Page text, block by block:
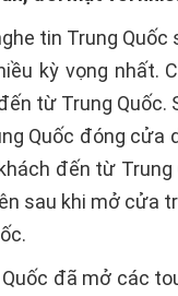
tin Trung
kỳ vọng nhất.
từ Trung Quốc.
Quốc đóng cửa
đến từ
sau khi mở cửa
đã mở các